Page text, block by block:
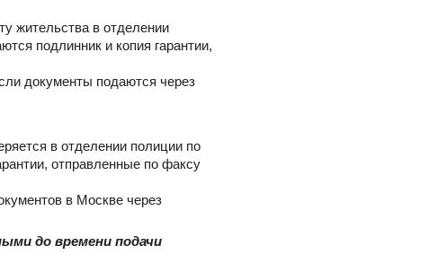
жительства в отделении
подлинник и копия гарантии,
документы подаются через
в отделении полиции по
отправленные по факсу
в Москве через
до времени подачи